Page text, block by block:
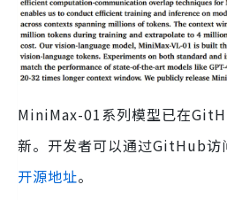
MiniMax-01系列模型已在
新。开发者可以通过GitHub访
开源地址。